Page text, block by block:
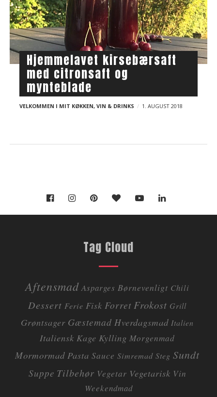
Hjemmelavet kirsebærsaft
med citronsaft og
mynteblade
VELKOMMEN I MIT KØKKEN, VIN & DRINKS 1. AUGUST 2018
Tag Cloud
Aftensmad Asparges Børnevenligt Chili
Dessert Ferie Fisk ForretFrokost Grill
Grøntsager Gæstemad Hverdagsmad Italien
Italiensk Kage Kylling Morgenmad
Mormormad Pasta Sauce Simremad Steg Sundt
Suppe Tilbehør Vegetar Vegetarisk Vin
Weekendmad